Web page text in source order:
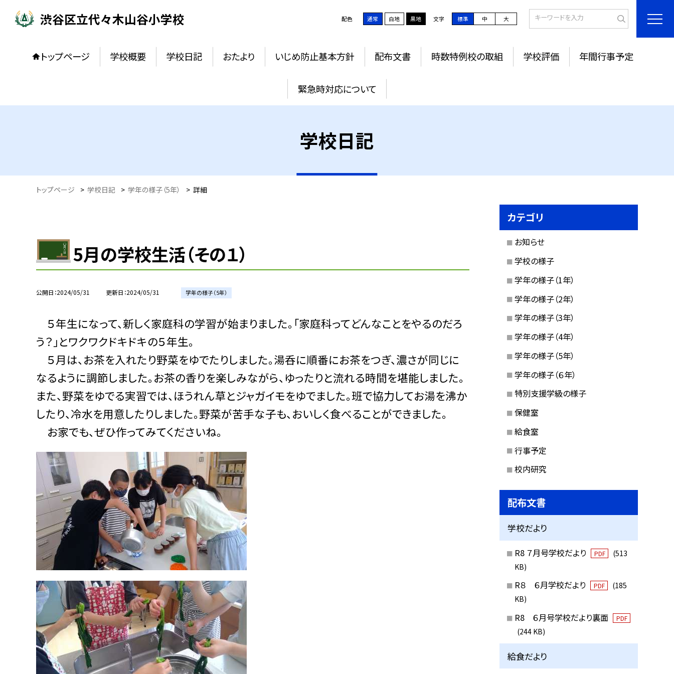
渋谷区立代々木山谷小学校 配色 通常 白地 黒地 文字 標準 中 大
トップページ 学校概要 学校日記 おたより いじめ防止基本方針 配布文書 時数特例校の取組 学校評価 年間行事予定
緊急時対応について
学校日記
トップページ > 学校日記 > 学年の様子（5年） > 詳細
5月の学校生活（その１）
公開日 2024/05/31 更新日 2024/05/31 学年の様子（5年）
５年生になって、新しく家庭科の学習が始まりました。「家庭科ってどんなことをやるのだろ
う？」とワクワクドキドキの５年生。
５月は、お茶を入れたり野菜をゆでたりしました。湯呑に順番にお茶をつぎ、濃さが同じに
なるように調節しました。お茶の香りを楽しみながら、ゆったりと流れる時間を堪能しました。
また、野菜をゆでる実習では、ほうれん草とジャガイモをゆでました。班で協力してお湯を沸か
したり、冷水を用意したりしました。野菜が苦手な子も、おいしく食べることができました。
お家でも、ぜひ作ってみてくださいね。
カテゴリ
お知らせ
学校の様子
学年の様子（1年）
学年の様子（2年）
学年の様子（3年）
学年の様子（4年）
学年の様子（5年）
学年の様子（６年）
特別支援学級の様子
保健室
給食室
行事予定
校内研究
配布文書
学校だより
R8 ７月号学校だより PDF
(513
KB)
R８ ６月学校だより PDF
(185
KB)
R8 ６月号学校だより裏面 PDF
(244 KB)
給食だより